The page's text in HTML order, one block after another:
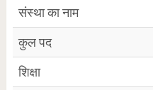
संस्था का नाम
कुल पद
शिक्षा